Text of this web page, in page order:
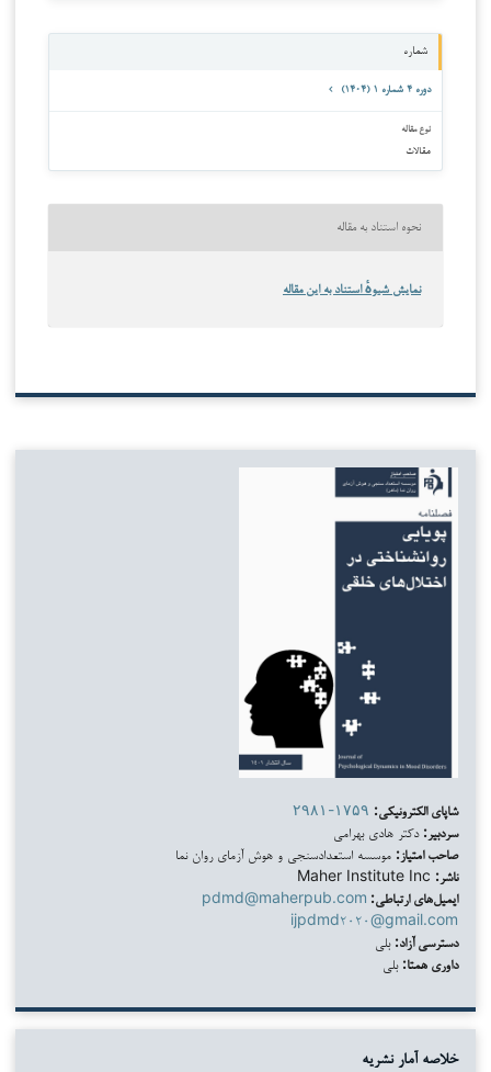
شماره
دوره ۴ شماره ۱ (۱۴۰۴)
نوع مقاله
مقالات
نحوه استناد به مقاله
نمایش شیوهٔ استناد به این مقاله
شاپای الکترونیکی: ۲۹۸۱-۱۷۵۹
سردبیر: دکتر هادی بهرامی
صاحب امتیاز: موسسه استعدادسنجی و هوش آزمای روان نما
ناشر:
ایمیل‌های ارتباطی: pdmd@maherpub.com
ijpdmd۲۰۲۰@gmail.com
دسترسی آزاد: بلی
داوری همتا: بلی
خلاصه آمار نشریه